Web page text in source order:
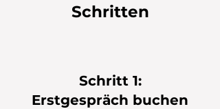
Schritten
Schritt 1:
Erstgespräch buchen